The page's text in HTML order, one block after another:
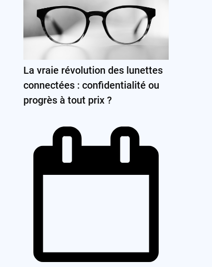
La vraie révolution des lunettes
connectées : confidentialité ou
progrès à tout prix ?